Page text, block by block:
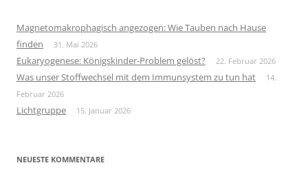
Magnetomakrophagisch angezogen: Wie Tauben nach Hause
finden
31. Mai 2026
Eukaryogenese: Königskinder-Problem gelöst? 22. Februar 2026
Was unser Stoffwechsel mit dem Immunsystem zu tun hat
14.
Februar 2026
Lichtgruppe 15. Januar 2026
NEUESTE KOMMENTARE